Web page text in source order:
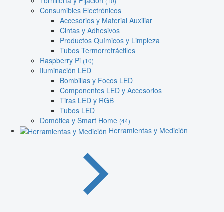
Consumibles Electrónicos
Accesorios y Material Auxiliar
Cintas y Adhesivos
Productos Químicos y Limpieza
Tubos Termorretráctiles
Raspberry Pi (10)
Iluminación LED
Bombillas y Focos LED
Componentes LED y Accesorios
Tiras LED y RGB
Tubos LED
Domótica y Smart Home (44)
Herramientas y Medición